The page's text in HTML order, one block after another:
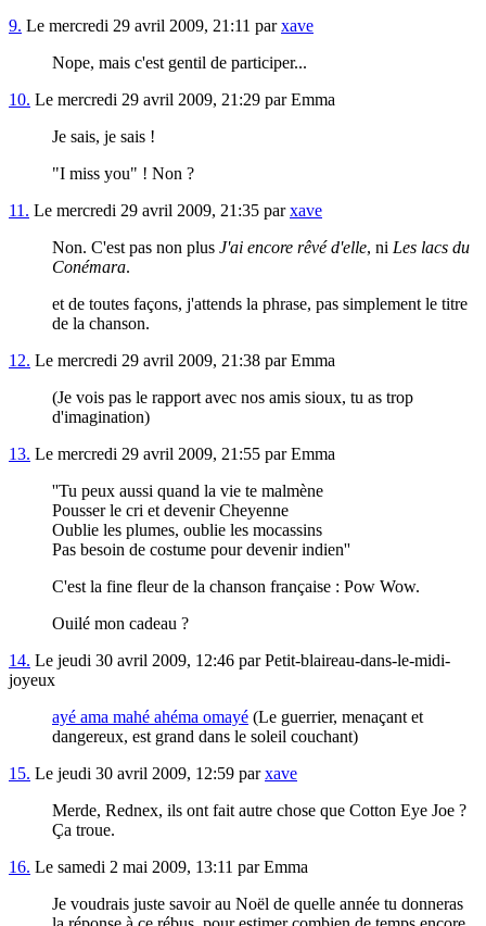
9. Le mercredi 29 avril 2009, 21:11 parxave
Nope, mais c'est gentil de participer...
10. Le mercredi 29 avril 2009, 21:29 par Emma
Je sais, je sais !
"I miss you" ! Non ?
11. Le mercredi 29 avril 2009, 21:35 parxave
Non. C'est pas non plus J'ai encore rêvé d'elle, ni Les lacs du
Conémara.
et de toutes façons, j'attends la phrase, pas simplement le titre
de la chanson.
12. Le mercredi 29 avril 2009, 21:38 par Emma
(Je vois pas le rapport avec nos amis sioux, tu as trop
d'imagination)
13. Le mercredi 29 avril 2009, 21:55 par Emma
''Tu peux aussi quand la vie te malmène
Pousser le cri et devenir Cheyenne
Oublie les plumes, oublie les mocassins
Pas besoin de costume pour devenir indien''
C'est la fine fleur de la chanson française : Pow Wow.
Ouilé mon cadeau ?
14. Le jeudi 30 avril 2009, 12:46 par Petit-blaireau-dans-le-midi-
joyeux
ayé ama mahé ahéma omayé (Le guerrier, menaçant et
dangereux, est grand dans le soleil couchant)
15. Le jeudi 30 avril 2009, 12:59 parxave
Merde, Rednex, ils ont fait autre chose que Cotton Eye Joe ?
Ça troue.
16. Le samedi 2 mai 2009, 13:11 par Emma
Je voudrais juste savoir au Noël de quelle année tu donneras